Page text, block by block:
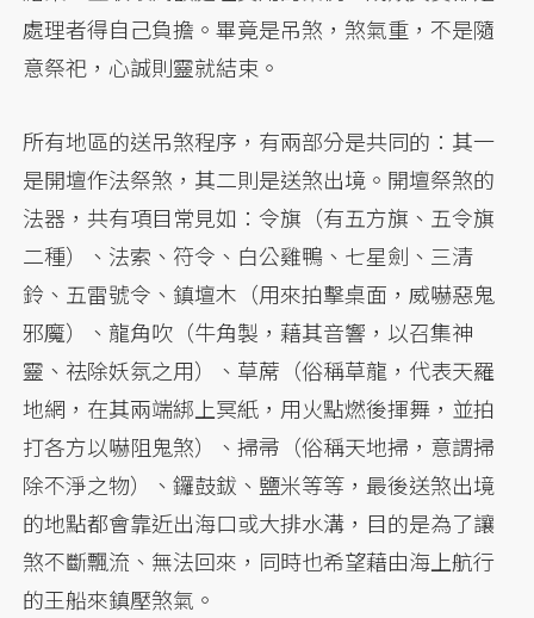
處理者得自己負擔。畢竟是吊煞，煞氣重，不是隨
意祭祀，心誠則靈就結束。
所有地區的送吊煞程序，有兩部分是共同的：其一
是開壇作法祭煞，其二則是送煞出境。開壇祭煞的
法器，共有項目常見如：令旗（有五方旗、五令旗
二種）、法索、符令、白公雞鴨、七星劍、三清
鈴、五雷號令、鎮壇木（用來拍擊桌面，威嚇惡鬼
邪魔）、龍角吹（牛角製，藉其音響，以召集神
靈、祛除妖氛之用）、草蓆（俗稱草龍，代表天羅
地網，在其兩端綁上冥紙，用火點燃後揮舞，並拍
打各方以嚇阻鬼煞）、掃帚（俗稱天地掃，意謂掃
除不淨之物）、鑼鼓鈸、鹽米等等，最後送煞出境
的地點都會靠近出海口或大排水溝，目的是為了讓
煞不斷飄流、無法回來，同時也希望藉由海上航行
的王船來鎮壓煞氣。